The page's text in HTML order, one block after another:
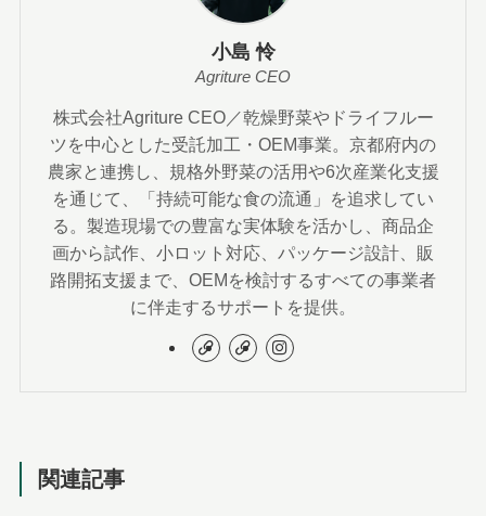
小島 怜
Agriture CEO
株式会社Agriture CEO／乾燥野菜やドライフルー
ツを中心とした受託加工・OEM事業。京都府内の
農家と連携し、規格外野菜の活用や6次産業化支援
を通じて、「持続可能な食の流通」を追求してい
る。製造現場での豊富な実体験を活かし、商品企
画から試作、小ロット対応、パッケージ設計、販
路開拓支援まで、OEMを検討するすべての事業者
に伴走するサポートを提供。
関連記事